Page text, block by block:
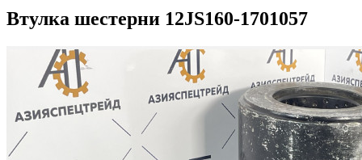
Втулка шестерни 12JS160-1701057